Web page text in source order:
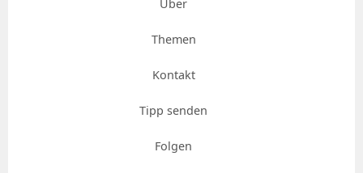
Über
Themen
Kontakt
Tipp senden
Folgen